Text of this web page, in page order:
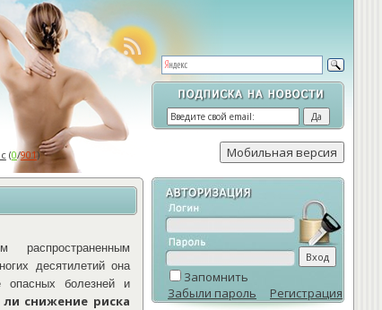
(0/901)
Запомнить
Забыли пароль
Регистрация
десятилетий она
опасных болезней и
снижение риска